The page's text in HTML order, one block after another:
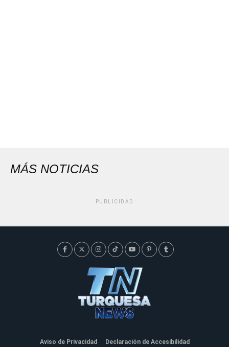
MÁS NOTICIAS
PUBLICIDAD
Aviso de Privacidad Declaración de Accesibilidad